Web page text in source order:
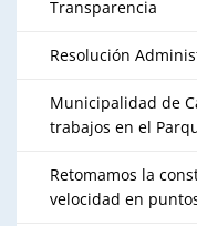
Transparencia
Resolución
Municipalidad de
trabajos en el
Retomamos la
velocidad en